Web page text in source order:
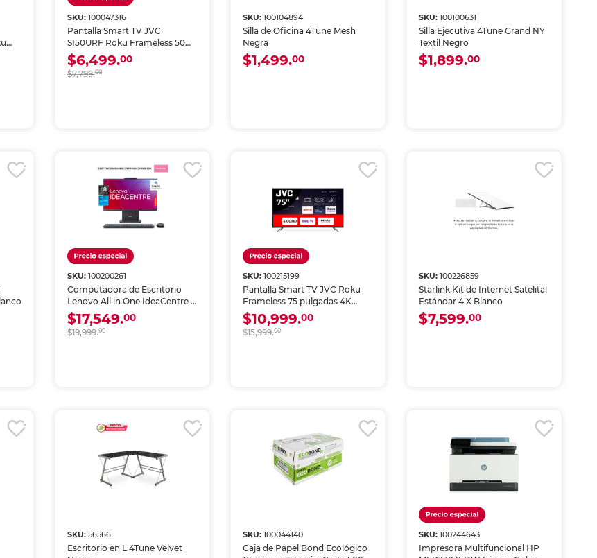
SKU: 100047316
Pantalla Smart TV JVC
SI50URF Roku Frameless 50
pulgadas 4K UHD
$6,499.00
$7,799.00
SKU:100104894
Silla de Oficina 4Tune Mesh
Negra
$1,499.00
SKU: 100100631
Silla Ejecutiva 4Tune Grand NY
Textil Negro
$1,899.00
SKU: 100200261
Computadora de Escritorio
Lenovo All in One IdeaCentre 3
Intel Core i5 16GB RAM 512GB
SSD 23.8 pulgadas
$17,549.00
$19,999.00
SKU:100215199
Pantalla Smart TV JVC Roku
Frameless 75 pulgadas 4K
UHD LED SI75URF
$10,999.00
$15,999.00
SKU: 100226859
Starlink Kit de Internet Satelital
Estándar 4 X Blanco
$7,599.00
SKU: 56566
Escritorio en L 4Tune Velvet
SKU:100044140
Caja de Papel Bond Ecológico
SKU: 100244643
Impresora Multifuncional HP